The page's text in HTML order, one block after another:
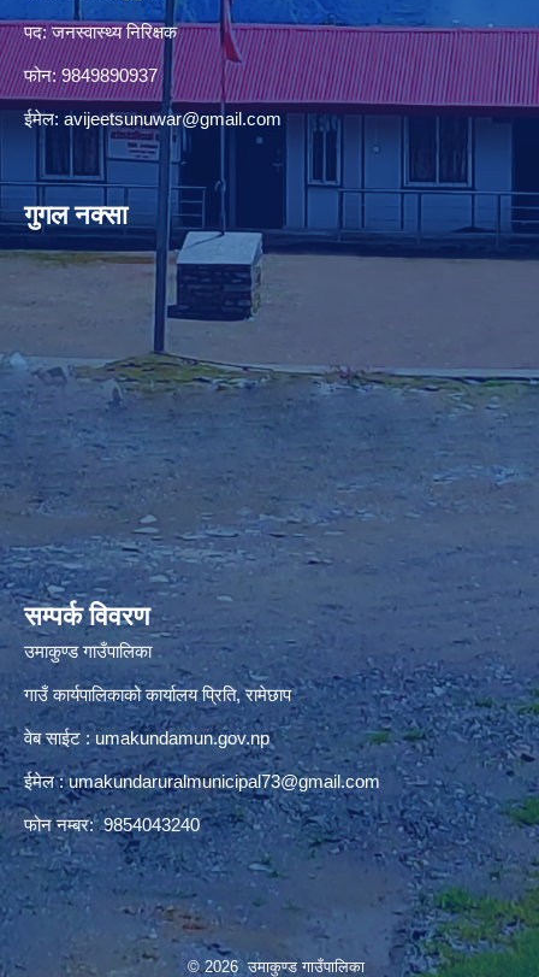
पद: जनस्वास्थ्य निरिक्षक
फोन: 9849890937
ईमेल: avijeetsunuwar@gmail.com
गुगल नक्सा
premium bootstrap themes
सम्पर्क विवरण
उमाकुण्ड गाउँपालिका
गाउँ कार्यपालिकाको कार्यालय प्रिति, रामेछाप
वेब साईट : umakundamun.gov.np
ईमेल :umakundaruralmunicipal73@gmail.com
फोन नम्बर: 9854043240
© 2026 उमाकुण्ड गाउँपालिका